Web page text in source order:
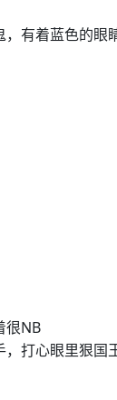
，有着蓝色的
很NB
打心眼里狠国